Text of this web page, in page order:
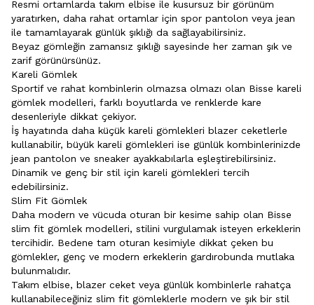
Resmi ortamlarda takım elbise ile kusursuz bir görünüm
yaratırken, daha rahat ortamlar için spor pantolon veya jean
ile tamamlayarak günlük şıklığı da sağlayabilirsiniz.
Beyaz gömleğin zamansız şıklığı sayesinde her zaman şık ve
zarif görünürsünüz.
Kareli Gömlek
Sportif ve rahat kombinlerin olmazsa olmazı olan Bisse kareli
gömlek modelleri, farklı boyutlarda ve renklerde kare
desenleriyle dikkat çekiyor.
İş hayatında daha küçük kareli gömlekleri blazer ceketlerle
kullanabilir, büyük kareli gömlekleri ise günlük kombinlerinizde
jean pantolon ve sneaker ayakkabılarla eşleştirebilirsiniz.
Dinamik ve genç bir stil için kareli gömlekleri tercih
edebilirsiniz.
Slim Fit Gömlek
Daha modern ve vücuda oturan bir kesime sahip olan Bisse
slim fit gömlek modelleri, stilini vurgulamak isteyen erkeklerin
tercihidir. Bedene tam oturan kesimiyle dikkat çeken bu
gömlekler, genç ve modern erkeklerin gardırobunda mutlaka
bulunmalıdır.
Takım elbise, blazer ceket veya günlük kombinlerle rahatça
kullanabileceğiniz slim fit gömleklerle modern ve şık bir stil